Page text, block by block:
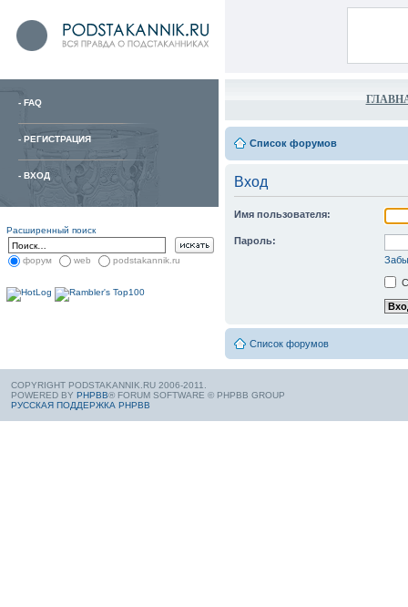
- FAQ
- РЕГИСТРАЦИЯ
- ВХОД
Расширенный поиск
форум web podstakannik.ru
Список форумов
Вход
Имя пользователя:
Пароль:
Список форумов
COPYRIGHT PODSTAKANNIK.RU 2006-2011.
POWERED BY PHPBB® FORUM SOFTWARE © PHPBB GROUP
РУССКАЯ ПОДДЕРЖКА PHPBB